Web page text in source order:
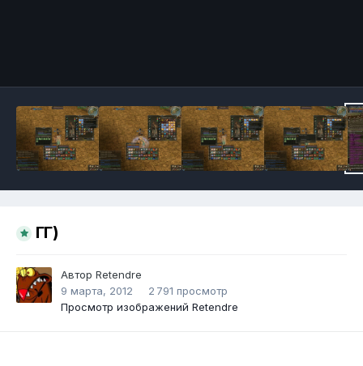
ГГ)
Автор Retendre
9 марта, 2012
2 791 просмотр
Просмотр изображений Retendre